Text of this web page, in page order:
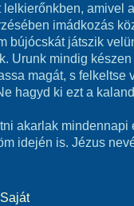
lelkierőnkben, amivel
imádkozás
bújócskát játszik
Urunk mindig
magát, s felkeltse
hagyd ki ezt a
akarlak mindennapi
idején is. Jézus
Saját